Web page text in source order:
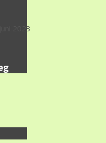
2023